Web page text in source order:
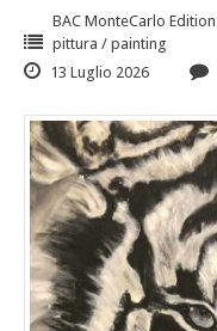
BAC MonteCarlo Edition
pittura / painting
13 Luglio 2026